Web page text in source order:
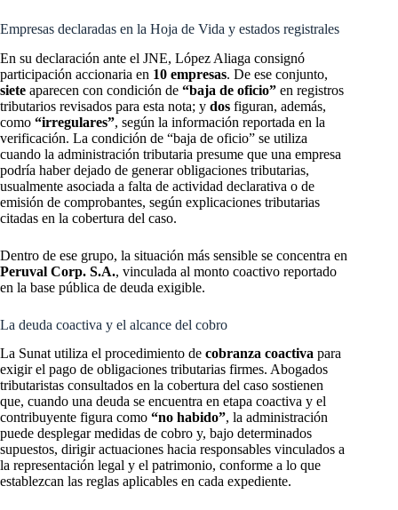
Empresas declaradas en la Hoja de Vida y estados registrales
En su declaración ante el JNE, López Aliaga consignó
participación accionaria en 10 empresas. De ese conjunto,
siete aparecen con condición de “baja de oficio” en registros
tributarios revisados para esta nota; y dos figuran, además,
como “irregulares”, según la información reportada en la
verificación. La condición de “baja de oficio” se utiliza
cuando la administración tributaria presume que una empresa
podría haber dejado de generar obligaciones tributarias,
usualmente asociada a falta de actividad declarativa o de
emisión de comprobantes, según explicaciones tributarias
citadas en la cobertura del caso.
Dentro de ese grupo, la situación más sensible se concentra en
Peruval Corp. S.A., vinculada al monto coactivo reportado
en la base pública de deuda exigible.
La deuda coactiva y el alcance del cobro
La Sunat utiliza el procedimiento de cobranza coactiva para
exigir el pago de obligaciones tributarias firmes. Abogados
tributaristas consultados en la cobertura del caso sostienen
que, cuando una deuda se encuentra en etapa coactiva y el
contribuyente figura como “no habido”, la administración
puede desplegar medidas de cobro y, bajo determinados
supuestos, dirigir actuaciones hacia responsables vinculados a
la representación legal y el patrimonio, conforme a lo que
establezcan las reglas aplicables en cada expediente.